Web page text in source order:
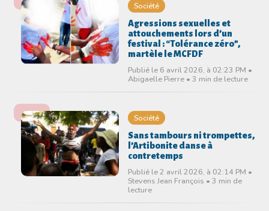
Société
Agressions sexuelles et
attouchements lors d’un
festival : “Tolérance zéro”,
martèle le MCFDF
Publié le 6 avril 2026, à 02:23 PM •
Abigaelle Pierre • 3 min de lecture
Société
Sans tambours ni trompettes,
l’Artibonite danse à
contretemps
Publié le 2 avril 2026, à 02:14 PM •
Stevens Jean François • 3 min de
lecture